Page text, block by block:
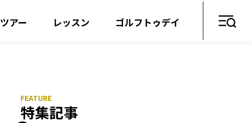
ツアー レッスン ゴルフトゥデイ
特集記事